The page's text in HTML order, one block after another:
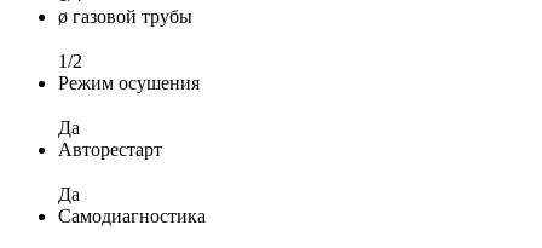
ø газовой трубы
1/2
Режим осушения
Да
Авторестарт
Да
Самодиагностика